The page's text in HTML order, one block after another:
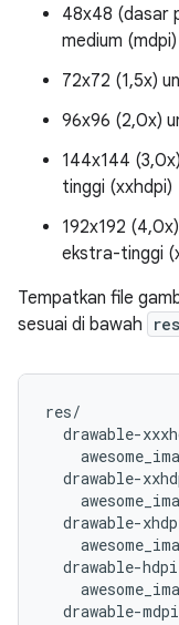
48x48 (dasar
medium (mdpi)
72x72 (1,5x)
96x96 (2,0x)
144x144
tinggi (xxhdpi)
192x192
ekstra-tinggi
Tempatkan file
sesuai di bawah
res/
drawable-
drawable-
drawable-
drawable-
drawable-